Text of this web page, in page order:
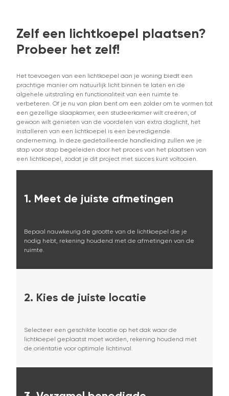
Zelf een lichtkoepel plaatsen?
Probeer het zelf!
Het toevoegen van een lichtkoepel aan je woning biedt een
prachtige manier om natuurlijk licht binnen te laten en de
algehele uitstraling en functionaliteit van een ruimte te
verbeteren. Of je nu van plan bent om een zolder om te vormen tot
een gezellige slaapkamer, een studeerkamer wilt creëren, of
gewoon wilt genieten van de voordelen van extra daglicht, het
installeren van een lichtkoepel is een bevredigende
onderneming. In deze gedetailleerde handleiding zullen we je
stap voor stap begeleiden door het proces van het plaatsen van
een lichtkoepel, zodat je dit project met succes kunt voltooien.
1. Meet de juiste afmetingen
Bepaal nauwkeurig de grootte van de lichtkoepel die je
nodig hebt, rekening houdend met de afmetingen van de
ruimte.
2. Kies de juiste locatie
Selecteer een geschikte locatie op het dak waar de
lichtkoepel geplaatst moet worden, rekening houdend met
de oriëntatie voor optimale lichtinval.